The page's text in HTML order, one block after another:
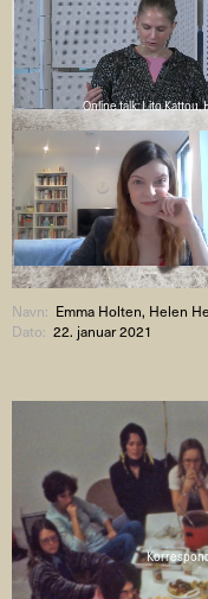
Online talk: Lito
Navn: Emma Holten, Helen
Dato:22. januar 2021